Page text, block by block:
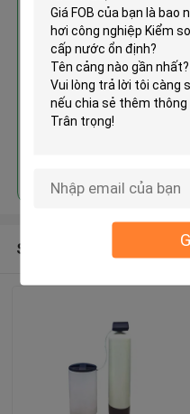
Hệ
Sản phẩm khuyến cáo